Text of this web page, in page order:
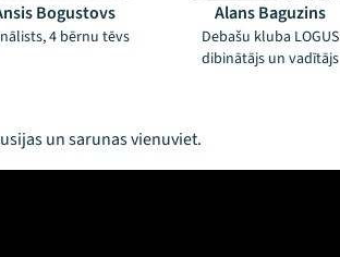
Bogustovs
4 bērnu tēvs
Alans Baguzins
Debašu kluba LOGUS
dibinātājs un vadītājs
un sarunas vienuviet.